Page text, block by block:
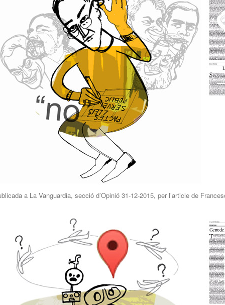
a La Vanguardia, secció d’Opinió 31-12-2015, per l’article de